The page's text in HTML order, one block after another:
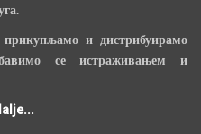
и дистрибуирамо
се истраживањем и